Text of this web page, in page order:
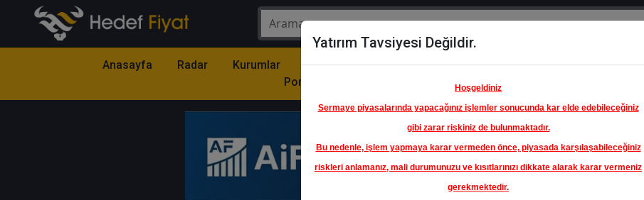
Anasayfa Radar Kurumlar
Model
Portföy
Hisse
Öne
Çıkanlar
Raporlar Partnerlerimiz
Yatırım Tavsiyesi Değildir.
Hoşgeldiniz
Sermaye piyasalarında yapacağınız işlemler sonucunda kar elde edebileceğiniz
gibi zarar riskiniz de bulunmaktadır.
Bu nedenle, işlem yapmaya karar vermeden önce, piyasada karşılaşabileceğiniz
riskleri anlamanız, mali durumunuzu ve kısıtlarınızı dikkate alarak karar vermeniz
gerekmektedir.